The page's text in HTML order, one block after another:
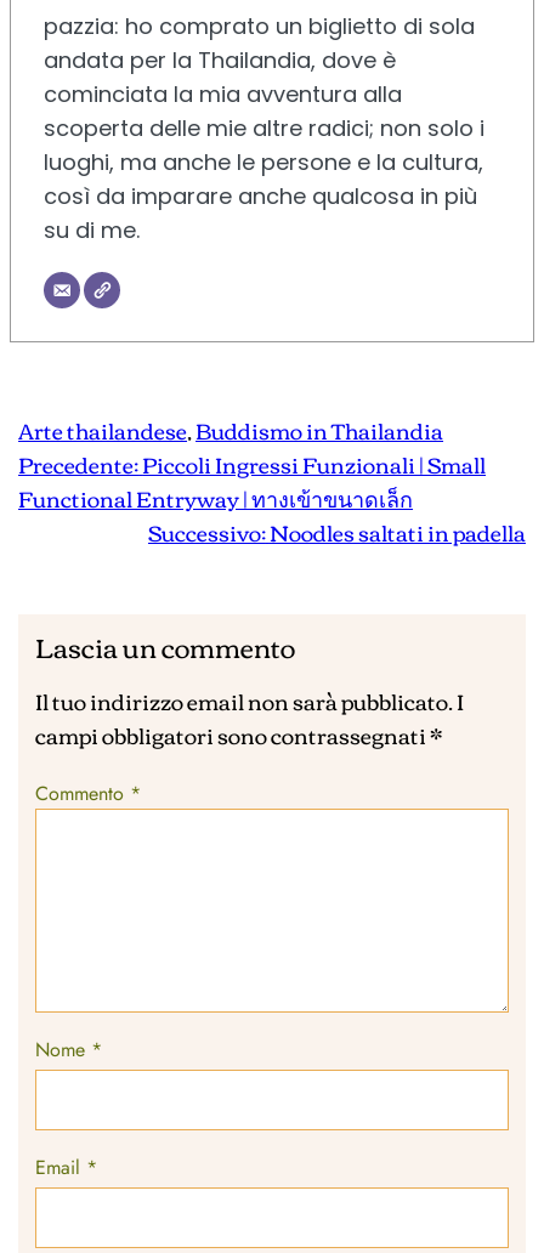
pazzia: ho comprato un biglietto di sola
andata per la Thailandia, dove è
cominciata la mia avventura alla
scoperta delle mie altre radici; non solo i
luoghi, ma anche le persone e la cultura,
così da imparare anche qualcosa in più
su di me.
Arte thailandese, Buddismo in Thailandia
Precedente:Piccoli Ingressi Funzionali | Small
Functional Entryway | ทางเข้าขนาดเล็ก
Successivo:Noodles saltati in padella
Lascia un commento
Il tuo indirizzo email non sarà pubblicato.I
campi obbligatori sono contrassegnati*
Commento *
Nome *
Email *